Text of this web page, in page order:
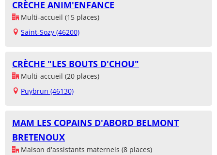
CRÈCHE ANIM'ENFANCE
Multi-accueil (15 places)
Saint-Sozy (46200)
CRÈCHE "LES BOUTS D'CHOU"
Multi-accueil (20 places)
Puybrun (46130)
MAM LES COPAINS D'ABORD BELMONT
BRETENOUX
Maison d'assistants maternels (8 places)